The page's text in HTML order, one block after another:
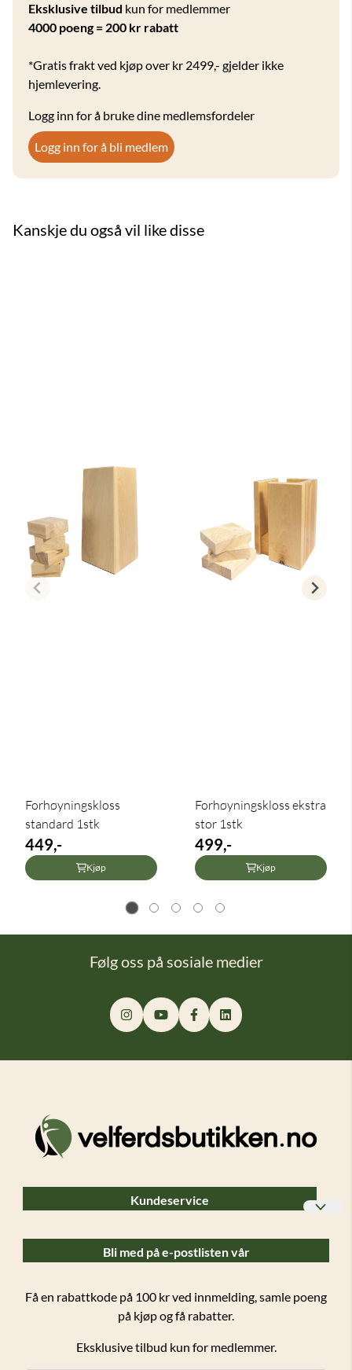
Eksklusive tilbud kun for medlemmer
4000 poeng = 200 kr rabatt
*Gratis frakt ved kjøp over kr 2499,- gjelder ikke
hjemlevering.
Logg inn for å bruke dine medlemsfordeler
Logg inn for å bli medlem
Kanskje du også vil like disse
Forhøyningskloss
standard 1stk
449,-
Kjøp
Forhøyningskloss ekstra
stor 1stk
499,-
Kjøp
Følg oss på sosiale medier
Kundeservice
Ofte stilte spørsmål (FAQ)
Forsendelser og retur
Salgsbetingelser
Personvern
Bli med på e-postlisten vår
Få en rabattkode på 100 kr ved innmelding, samle poeng
på kjøp og få rabatter.
Eksklusive tilbud kun for medlemmer.